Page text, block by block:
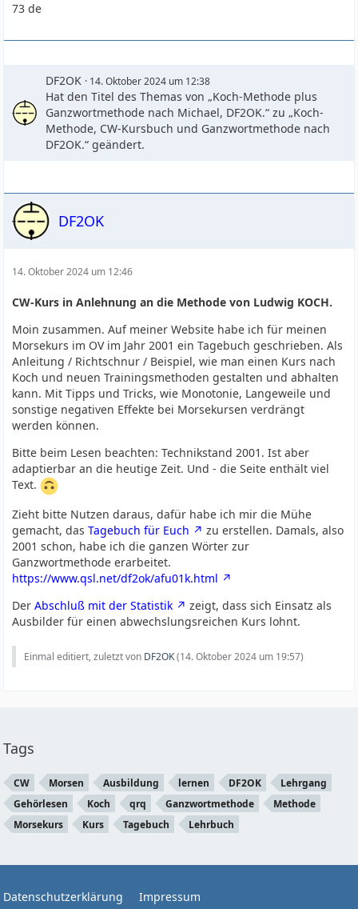
73 de
DF2OK 14. Oktober 2024 um 12:38
Hat den Titel des Themas von „Koch-Methode plus
Ganzwortmethode nach Michael, DF2OK.“ zu „Koch-
Methode, CW-Kursbuch und Ganzwortmethode nach
DF2OK.“ geändert.
DF2OK
14. Oktober 2024 um 12:46
CW-Kurs in Anlehnung an die Methode von Ludwig KOCH.
Moin zusammen. Auf meiner Website habe ich für meinen
Morsekurs im OV im Jahr 2001 ein Tagebuch geschrieben. Als
Anleitung / Richtschnur / Beispiel, wie man einen Kurs nach
Koch und neuen Trainingsmethoden gestalten und abhalten
kann. Mit Tipps und Tricks, wie Monotonie, Langeweile und
sonstige negativen Effekte bei Morsekursen verdrängt
werden können.
Bitte beim Lesen beachten: Technikstand 2001. Ist aber
adaptierbar an die heutige Zeit. Und - die Seite enthält viel
Text.
Zieht bitte Nutzen daraus, dafür habe ich mir die Mühe
gemacht, dasTagebuch für Euch
zu erstellen. Damals, also
2001 schon, habe ich die ganzen Wörter zur
Ganzwortmethode erarbeitet.
https://www.qsl.net/df2ok/afu01k.html
DerAbschluß mit der Statistik
zeigt, dass sich Einsatz als
Ausbilder für einen abwechslungsreichen Kurs lohnt.
Einmal editiert, zuletzt von DF2OK(14. Oktober 2024 um 19:57)
Tags
CW Morsen Ausbildung lernen DF2OK
Lehrgang
Gehörlesen
Koch qrq Ganzwortmethode
Methode
Morsekurs
Kurs Tagebuch Lehrbuch
Datenschutzerklärung Impressum